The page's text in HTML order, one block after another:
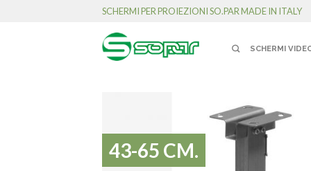
SCHERMI PER PROIEZIONI SO.PAR MADE IN ITALY
SCHERMI
43-65 CM.